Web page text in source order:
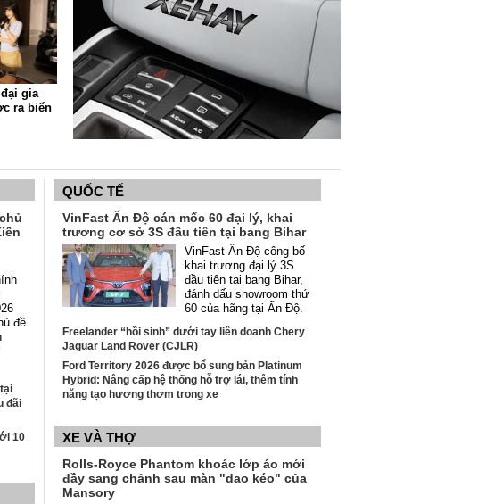
gia
ra biển
đề
đãi
10
QUỐC TẾ
VinFast Ấn Độ cán mốc 60 đại lý, khai
trương cơ sở 3S đầu tiên tại bang Bihar
VinFast Ấn Độ công bố
khai trương đại lý 3S
đầu tiên tại bang Bihar,
đánh dấu showroom thứ
60 của hãng tại Ấn Độ.
Freelander “hồi sinh” dưới tay liên doanh Chery
Jaguar Land Rover (CJLR)
Ford Territory 2026 được bổ sung bản Platinum
Hybrid: Nâng cấp hệ thống hỗ trợ lái, thêm tính
năng tạo hương thơm trong xe
XE VÀ THỢ
Rolls-Royce Phantom khoác lớp áo mới
đầy sang chảnh sau màn "dao kéo" của
Mansory